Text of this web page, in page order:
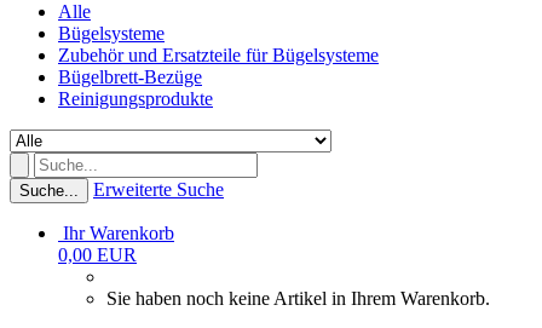
Alle
Bügelsysteme
Zubehör und Ersatzteile für Bügelsysteme
Bügelbrett-Bezüge
Reinigungsprodukte
Suche... Erweiterte Suche
Ihr Warenkorb
0,00 EUR
Sie haben noch keine Artikel in Ihrem Warenkorb.